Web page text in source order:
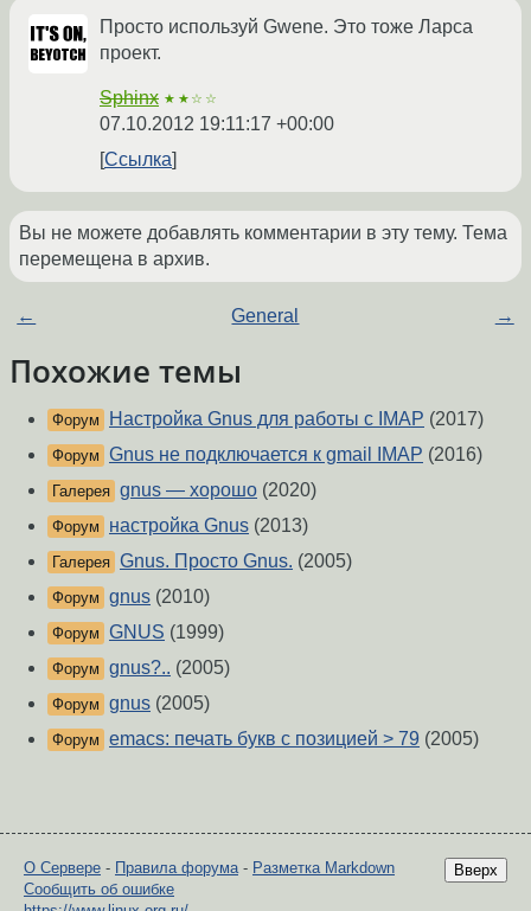
Просто используй Gwene. Это тоже Ларса
проект.
Sphinx ★★☆☆
07.10.2012 19:11:17 +00:00
Ссылка
Вы не можете добавлять комментарии в эту тему. Тема
перемещена в архив.
← General →
Похожие темы
Форум Настройка Gnus для работы с IMAP (2017)
Форум Gnus не подключается к gmail IMAP (2016)
Галерея gnus — хорошо (2020)
Форум настройка Gnus (2013)
Галерея Gnus. Просто Gnus. (2005)
Форум gnus (2010)
Форум GNUS (1999)
Форум gnus?.. (2005)
Форум gnus (2005)
Форум emacs: печать букв с позицией > 79 (2005)
Вверх
О Сервере - Правила форума- Разметка Markdown
Сообщить об ошибке